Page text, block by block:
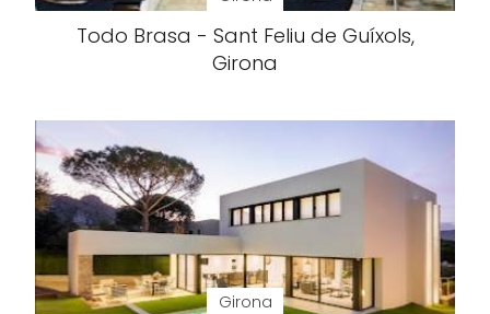
Todo Brasa - Sant Feliu de Guíxols,
Girona
Girona